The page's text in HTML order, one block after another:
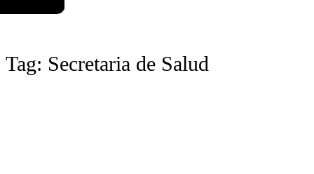
Tag: Secretaria de Salud